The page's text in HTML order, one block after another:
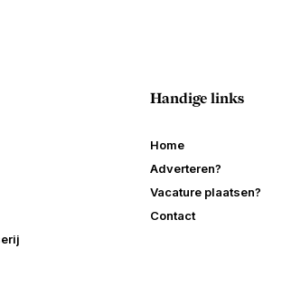
Handige links
Home
Adverteren?
Vacature plaatsen?
Contact